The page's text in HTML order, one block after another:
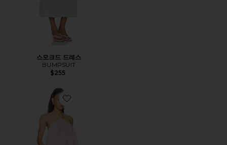
스모크드 드레스
BUMPSUIT
$255